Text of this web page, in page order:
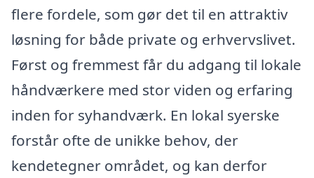
flere fordele, som gør det til en attraktiv
løsning for både private og erhvervslivet.
Først og fremmest får du adgang til lokale
håndværkere med stor viden og erfaring
inden for syhandværk. En lokal syerske
forstår ofte de unikke behov, der
kendetegner området, og kan derfor